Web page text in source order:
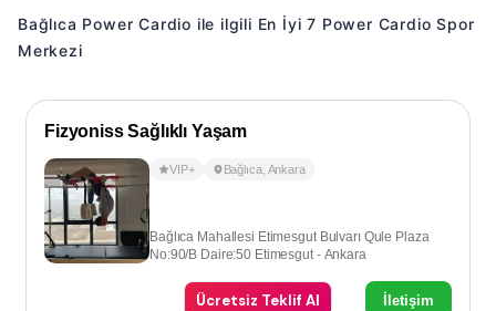
Bağlıca Power Cardio ile ilgili En İyi 7 Power Cardio Spor
Merkezi
Fizyoniss Sağlıklı Yaşam
VIP+ Bağlıca, Ankara
Bağlıca Mahallesi Etimesgut Bulvarı Qule Plaza
No:90/B Daire:50 Etimesgut - Ankara​
Ücretsiz Teklif Al İletişim